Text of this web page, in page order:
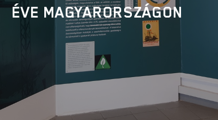
ÉVE MAGYARORSZÁGON